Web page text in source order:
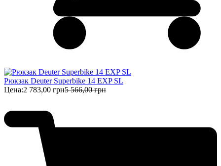
Рюкзак Deuter Superbike 14 EXP SL
Цена:2 783,00 грн5 566,00 грн